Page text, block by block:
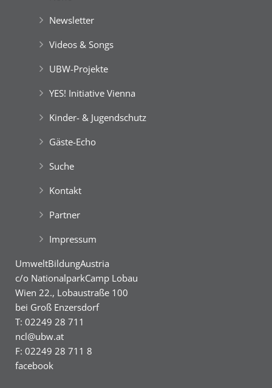
Newsletter
Videos & Songs
UBW-Projekte
YES! Initiative Vienna
Kinder- & Jugendschutz
Gäste-Echo
Suche
Kontakt
Partner
Impressum
UmweltBildungAustria
c/o NationalparkCamp Lobau
Wien 22., Lobaustraße 100
bei Groß Enzersdorf
T: 02249 28 711
ncl@ubw.at
F: 02249 28 711 8
facebook